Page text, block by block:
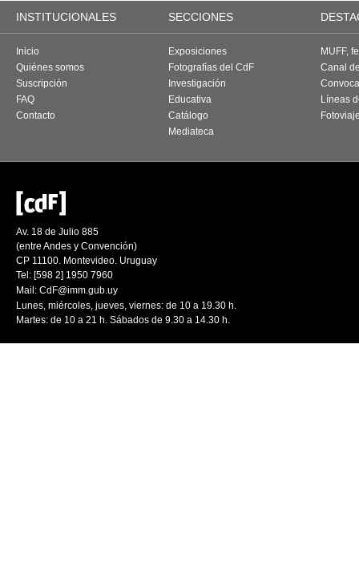
INSTITUCIONALES SECCIONES
Inicio
Quiénes somos
Suscripción
FAQ
Contacto
Exposiciones
Fotografías del CdF
Investigación
Educativa
Catálogo
Mediateca
MUFF,
Canal
Líneas
Av. 18 de Julio 885
(entre Andes y Convención)
CP 11100. Montevideo. Uruguay
Tel: [598 2] 1950 7960
Mail: CdF@imm.gub.uy
Lunes, miércoles, jueves, viernes: de 10 a 19.30 h.
Martes: de 10 a 21 h. Sábados de 9.30 a 14.30 h.